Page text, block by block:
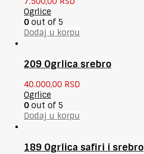
Ogrlice
0 out of 5
Dodaj u korpu
209 Ogrlica srebro
40.000,00 RSD
Ogrlice
0 out of 5
Dodaj u korpu
189 Ogrlica safiri i srebro